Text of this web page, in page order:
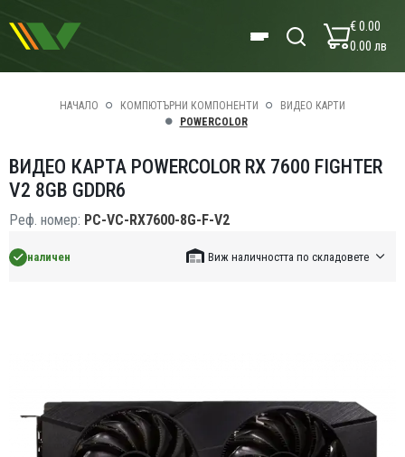
€ 0.00
0.00 лв
НАЧАЛО КОМПЮТЪРНИ КОМПОНЕНТИ
ВИДЕО КАРТИ
POWERCOLOR
ВИДЕО КАРТА POWERCOLOR RX 7600 FIGHTER
V2 8GB GDDR6
Реф. номер: PC-VC-RX7600-8G-F-V2
наличен Виж наличността по складовете